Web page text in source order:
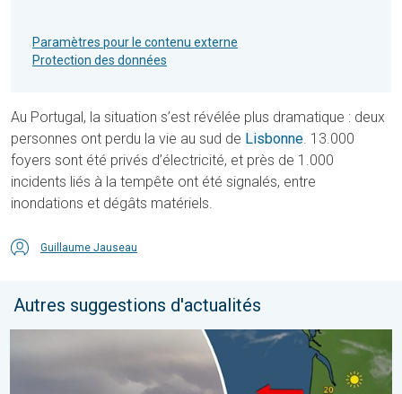
Paramètres pour le contenu externe
Protection des données
Au Portugal, la situation s’est révélée plus dramatique : deux
personnes ont perdu la vie au sud de Lisbonne. 13.000
foyers sont été privés d’électricité, et près de 1.000
incidents liés à la tempête ont été signalés, entre
inondations et dégâts matériels.
Guillaume Jauseau
Autres suggestions d'actualités
Les feux de forêt sont incontrôlables. L'Espagne et la France.